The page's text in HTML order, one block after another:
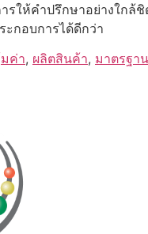
รให้คำปรึกษาอย่างใกล้ชิ
กอบการได้ดีกว่า
ค่า, ผลิตสินค้า, มาตรฐาน